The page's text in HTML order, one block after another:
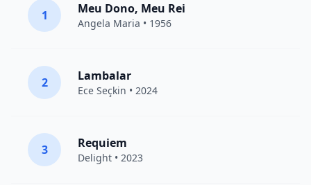
1 Meu Dono, Meu Rei
Angela Maria • 1956
2 Lambalar
Ece Seçkin • 2024
3 Requiem
Delight • 2023